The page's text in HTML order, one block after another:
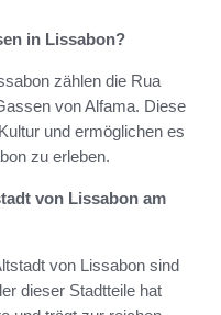
in Lissabon?
zählen die Rua
von Alfama. Diese
und ermöglichen es
zu erleben.
von Lissabon am
von Lissabon sind
dieser Stadtteile hat